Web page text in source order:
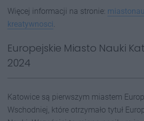
Więcej informacji na stronie:
kreatywnosci.
Europejskie Miasto Nauki
2024
Katowice są pierwszym miastem
Wschodniej, które otrzymało tytuł